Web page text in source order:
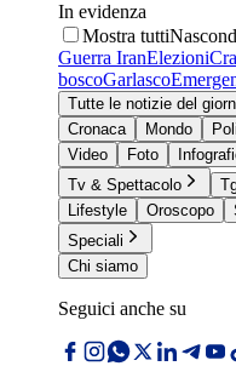
In evidenza
Mostra tutti
Guerra IranElezioni
boscoGarlasco
Tutte le notizie del
Cronaca
Mondo
Video
Foto
Tv & Spettacolo
Lifestyle
Oroscopo
Speciali
Chi siamo
Seguici anche su